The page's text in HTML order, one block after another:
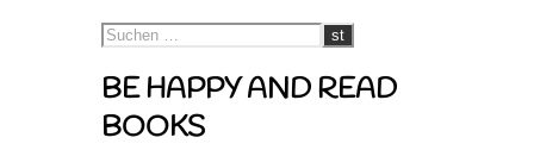
BE HAPPY AND READ
BOOKS